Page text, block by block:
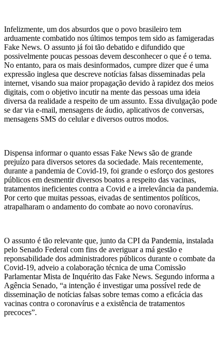
Infelizmente, um dos absurdos que o povo brasileiro tem
arduamente combatido nos últimos tempos tem sido as famigeradas
Fake News. O assunto já foi tão debatido e difundido que
possivelmente poucas pessoas devem desconhecer o que é o tema.
No entanto, para os mais desinformados, cumpre dizer que é uma
expressão inglesa que descreve notícias falsas disseminadas pela
internet, visando sua maior propagação devido à rapidez dos meios
digitais, com o objetivo incutir na mente das pessoas uma ideia
diversa da realidade a respeito de um assunto. Essa divulgação pode
se dar via e-mail, mensagens de áudio, aplicativos de conversas,
mensagens SMS do celular e diversos outros modos.
Dispensa informar o quanto essas Fake News são de grande
prejuízo para diversos setores da sociedade. Mais recentemente,
durante a pandemia de Covid-19, foi grande o esforço dos gestores
públicos em desmentir diversos boatos a respeito das vacinas,
tratamentos ineficientes contra a Covid e a irrelevância da pandemia.
Por certo que muitas pessoas, eivadas de sentimentos políticos,
atrapalharam o andamento do combate ao novo coronavírus.
O assunto é tão relevante que, junto da CPI da Pandemia, instalada
pelo Senado Federal com fins de averiguar a má gestão e
reponsabilidade dos administradores públicos durante o combate da
Covid-19, adveio a colaboração técnica de uma Comissão
Parlamentar Mista de Inquérito das Fake News. Segundo informa a
Agência Senado, “a intenção é investigar uma possível rede de
disseminação de notícias falsas sobre temas como a eficácia das
vacinas contra o coronavírus e a existência de tratamentos
precoces”.